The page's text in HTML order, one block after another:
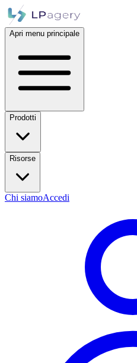
Apri menu principale
Prodotti
Risorse
Chi siamoAccedi